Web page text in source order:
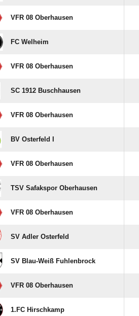
VFR 08 Oberhausen
FC Welheim
VFR 08 Oberhausen
SC 1912 Buschhausen
VFR 08 Oberhausen
BV Osterfeld I
VFR 08 Oberhausen
TSV Safakspor Oberhausen
VFR 08 Oberhausen
SV Adler Osterfeld
SV Blau-Weiß Fuhlenbrock
VFR 08 Oberhausen
1.FC Hirschkamp